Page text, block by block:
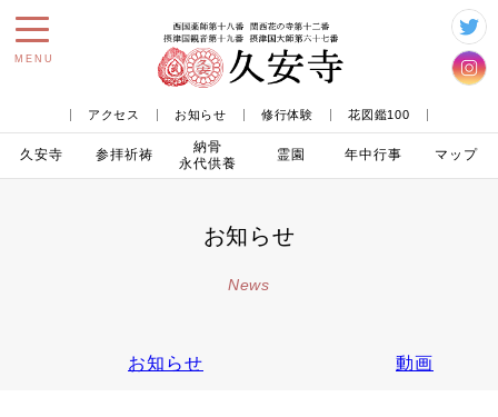
toggle
navigation
MENU
アクセス お知らせ 修行体験 花図鑑100
久安寺 参拝祈祷
納骨
永代供養
霊園 年中行事 マップ
お知らせ
News
お知らせ 動画